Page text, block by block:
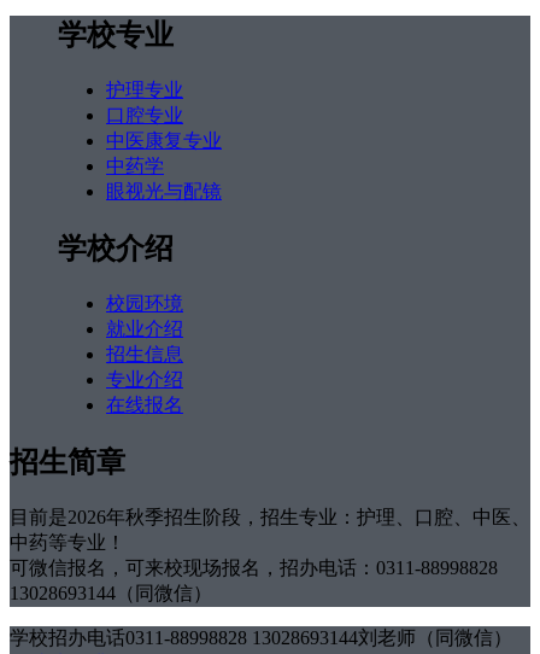
学校专业
护理专业
口腔专业
中医康复专业
中药学
眼视光与配镜
学校介绍
校园环境
就业介绍
招生信息
专业介绍
在线报名
招生简章
目前是2026年秋季招生阶段，招生专业：护理、口腔、中医、
中药等专业！
可微信报名，可来校现场报名，招办电话：0311-88998828
13028693144（同微信）
学校招办电话0311-88998828 13028693144刘老师（同微信）